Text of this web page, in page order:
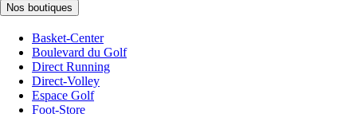
Nos boutiques
Basket-Center
Boulevard du Golf
Direct Running
Direct-Volley
Espace Golf
Foot-Store